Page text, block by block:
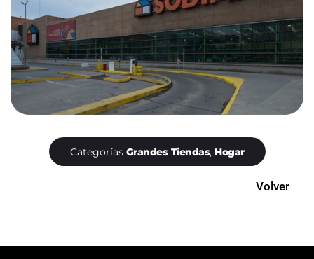
Categorías Grandes Tiendas, Hogar
Volver